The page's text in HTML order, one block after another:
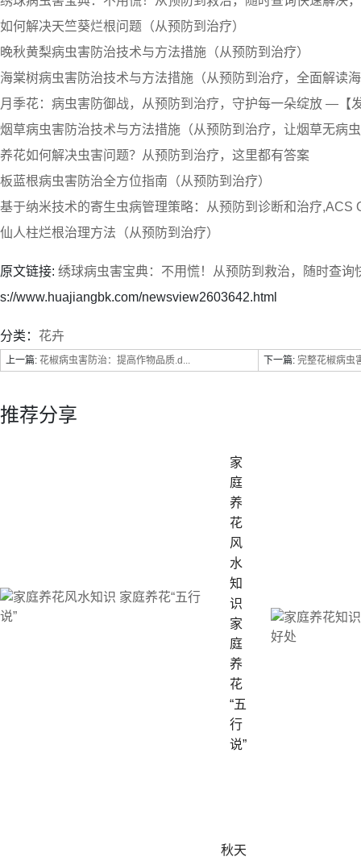
如何解决天竺葵烂根问题（从预防到治疗）
晚秋黄梨病虫害防治技术与方法措施（从预防到治疗）
海棠树病虫害防治技术与方法措施（从预防到治疗，全面解读
月季花：病虫害防御战，从预防到治疗，守护每一朵绽放 —【
烟草病虫害防治技术与方法措施（从预防到治疗，让烟草无病
养花如何解决虫害问题？从预防到治疗，这里都有答案
板蓝根病虫害防治全方位指南（从预防到治疗）
基于纳米技术的寄生虫病管理策略：从预防到诊断和治疗,ACS
仙人柱烂根治理方法（从预防到治疗）
原文链接: 绣球病虫害宝典：不用慌！从预防到救治，随时查询
s://www.huajiangbk.com/newsview2603642.html
分类： 花卉
上一篇: 花椒病虫害防治：提高作物品质.d... 下一篇: 完整花椒病虫
推荐分享
家
庭
养
花
风
水
知
识
家
庭
养
花
“五
行
说”
秋天